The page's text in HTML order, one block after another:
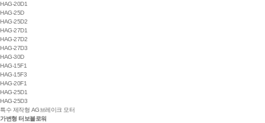
HAG-20D1
HAG-25D
HAG-25D2
HAG-27D1
HAG-27D2
HAG-27D3
HAG-30D
HAG-15F1
HAG-15F3
HAG-20F1
HAG-25D1
HAG-25D3
특수 제작형 AG브레이크 모터
가변형 터보블로워